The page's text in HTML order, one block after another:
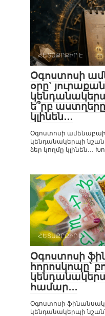
ՀԵՏԱՔՐՔԻՐ Է
Օգոստոսի
օրը`
ե՞րբ
կլինեն․․․
Օգոստոսի
կենդանակերպի
ձեր կողմը կլինեն․․․
ՀԵՏԱՔՐՔԻՐ Է
Օգոստոսի
հորոսկոպը՝
համար․․․
Օգոստոսի
կենդանակերպի